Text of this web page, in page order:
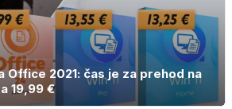
Office 2021: čas je za prehod na
19,99 €